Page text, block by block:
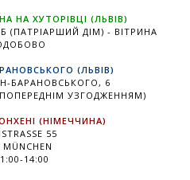
НА ХУТОРІВЦІ (ЛЬВІВ)
(ПАТРІАРШИЙ ДІМ) - ВІТРИНА
(ЛЬВІВ)
БАРАНОВСЬКОГО, 6
УЗГОДЖЕННЯМ)
(НІМЕЧЧИНА)
55
14:00